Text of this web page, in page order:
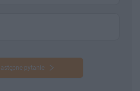
pytanie